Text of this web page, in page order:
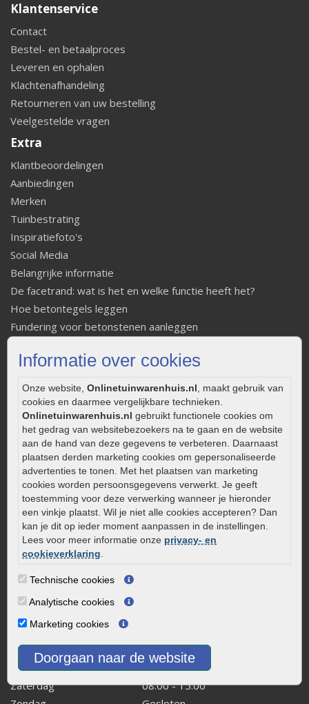
Informatie over cookies
Onze website, Onlinetuinwarenhuis.nl , maakt gebruik van
cookies en daarmee vergelijkbare technieken.
Onlinetuinwarenhuis.nl gebruikt functionele cookies om
het gedrag van websitebezoekers na te gaan en de website
aan de hand van deze gegevens te verbeteren. Daarnaast
plaatsen derden marketing cookies om gepersonaliseerde
advertenties te tonen. Met het plaatsen van marketing
cookies worden persoonsgegevens verwerkt. Je geeft
toestemming voor deze verwerking wanneer je hieronder
een vinkje plaatst. Wil je niet alle cookies accepteren? Dan
kan je dit op ieder moment aanpassen in de instellingen.
Lees voor meer informatie onze privacy- en
cookieverklaring
Technische cookies
Analytische cookies
Marketing cookies
Doorgaan naar de website
Klantenservice
Contact
Bestel- en betaalproces
Leveren en ophalen
Klachtenafhandeling
Retourneren van uw bestelling
Veelgestelde vragen
Extra
Klantbeoordelingen
Aanbiedingen
Merken
Tuinbestrating
Inspiratiefoto's
Social Media
Belangrijke informatie
De facetrand: wat is het en welke functie heeft het?
Hoe betontegels leggen
Fundering voor betonstenen aanleggen
Strakke tuin inrichten
Onderhoud van gebakken bestrating
Aanlegtips voor gebakken bestrating
Zelf een terras aanleggen
Kleine stadstuin inrichten
0320 – 219170
Kaapstanderweg 41
8243 RB Lelystad
info@onlinetuinwarenhuis.nl
Routebeschrijving
Openingstijden
Maandag
Woensdag
Donderdag
08:00 - 17:00
Vrijdag
08:00 - 17:00
Zaterdag
08:00 - 15.00